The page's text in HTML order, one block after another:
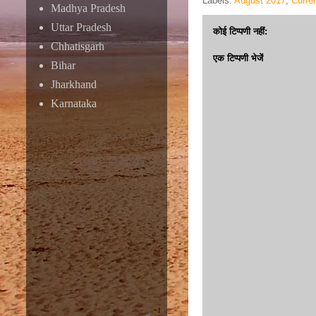
कोई टिप्पणी नहीं:
एक टिप्पणी भेजें
Madhya Pradesh
Uttar Pradesh
Chhatisgarh
Bihar
Jharkhand
Karnataka